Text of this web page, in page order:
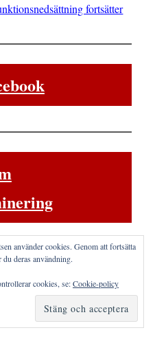
fortsätter
använder cookies. Genom att fortsätta
du deras användning.
cookies, se:Cookie-policy